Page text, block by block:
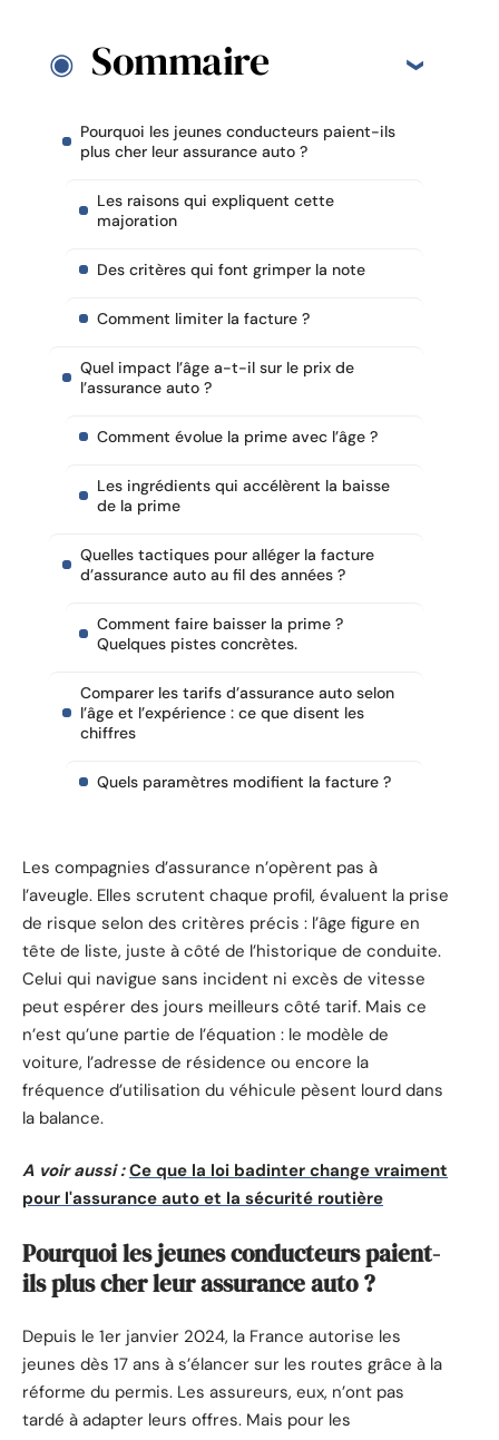
Sommaire
Pourquoi les jeunes conducteurs paient-ils
plus cher leur assurance auto ?
Les raisons qui expliquent cette
majoration
Des critères qui font grimper la note
Comment limiter la facture ?
Quel impact l’âge a-t-il sur le prix de
l’assurance auto ?
Comment évolue la prime avec l’âge ?
Les ingrédients qui accélèrent la baisse
de la prime
Quelles tactiques pour alléger la facture
d’assurance auto au fil des années ?
Comment faire baisser la prime ?
Quelques pistes concrètes.
Comparer les tarifs d’assurance auto selon
l’âge et l’expérience : ce que disent les
chiffres
Quels paramètres modifient la facture ?
Les compagnies d’assurance n’opèrent pas à
l’aveugle. Elles scrutent chaque profil, évaluent la prise
de risque selon des critères précis : l’âge figure en
tête de liste, juste à côté de l’historique de conduite.
Celui qui navigue sans incident ni excès de vitesse
peut espérer des jours meilleurs côté tarif. Mais ce
n’est qu’une partie de l’équation : le modèle de
voiture, l’adresse de résidence ou encore la
fréquence d’utilisation du véhicule pèsent lourd dans
la balance.
A voir aussi : Ce que la loi badinter change vraiment
pour l'assurance auto et la sécurité routière
Pourquoi les jeunes conducteurs paient-
ils plus cher leur assurance auto ?
Depuis le 1er janvier 2024, la France autorise les
jeunes dès 17 ans à s’élancer sur les routes grâce à la
réforme du permis. Les assureurs, eux, n’ont pas
tardé à adapter leurs offres. Mais pour les